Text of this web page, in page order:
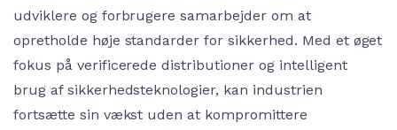
udviklere og forbrugere samarbejder om at
opretholde høje standarder for sikkerhed. Med et øget
fokus på verificerede distributioner og intelligent
brug af sikkerhedsteknologier, kan industrien
fortsætte sin vækst uden at kompromittere